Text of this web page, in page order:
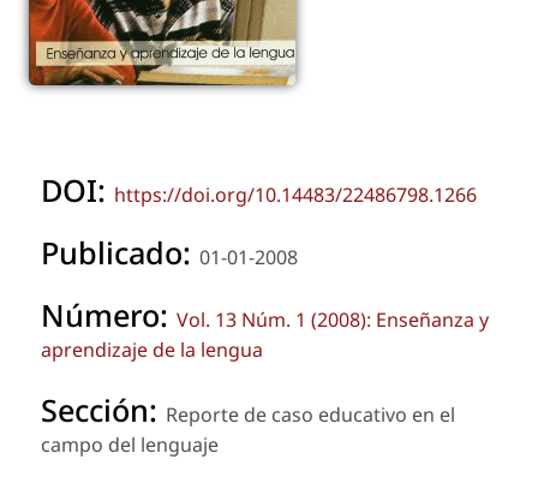
DOI: https://doi.org/10.14483/22486798.1266
Publicado: 01-01-2008
Número: Vol. 13 Núm. 1 (2008): Enseñanza y
aprendizaje de la lengua
Sección: Reporte de caso educativo en el
campo del lenguaje